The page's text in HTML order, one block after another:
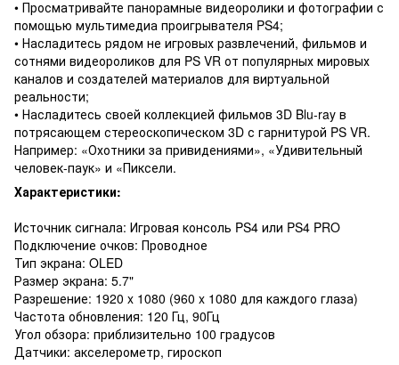
• Просматривайте панорамные видеоролики и фотографии с
помощью мультимедиа проигрывателя PS4;
• Насладитесь рядом не игровых развлечений, фильмов и
сотнями видеороликов для PS VR от популярных мировых
каналов и создателей материалов для виртуальной
реальности;
• Насладитесь своей коллекцией фильмов 3D Blu-ray в
потрясающем стереоскопическом 3D с гарнитурой PS VR.
Например: «Охотники за привидениями», «Удивительный
человек-паук» и «Пиксели.
Характеристики:
Источник сигнала: Игровая консоль PS4 или PS4 PRO
Подключение очков: Проводное
Тип экрана: OLED
Размер экрана: 5.7"
Разрешение: 1920 x 1080 (960 x 1080 для каждого глаза)
Частота обновления: 120 Гц, 90Гц
Угол обзора: приблизительно 100 градусов
Датчики: акселерометр, гироскоп